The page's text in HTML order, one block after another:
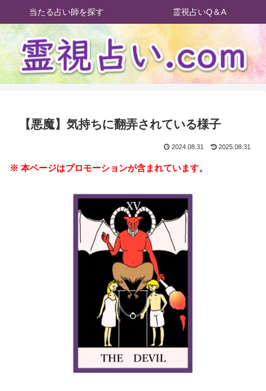
当たる占い師を探す 霊視占いQ＆A
【悪魔】気持ちに翻弄されている様子
2024.08.31 2025.08.31
※ 本ページはプロモーションが含まれています。